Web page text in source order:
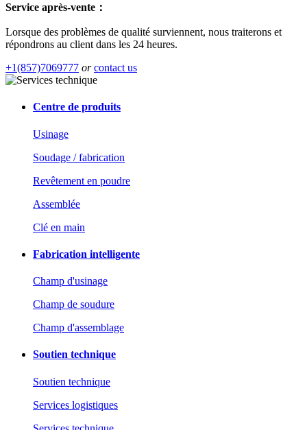
Service après-vente：
Lorsque des problèmes de qualité surviennent, nous traiterons et
répondrons au client dans les 24 heures.
+1(857)7069777 or contact us
Centre de produits
Usinage
Soudage / fabrication
Revêtement en poudre
Assemblée
Clé en main
Fabrication intelligente
Champ d'usinage
Champ de soudure
Champ d'assemblage
Soutien technique
Soutien technique
Services logistiques